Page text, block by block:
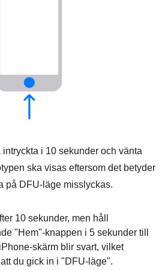
i 10 sekunder och vänta
ska visas eftersom det betyder
på DFU-läge misslyckas.
10 sekunder, men håll
"Hem"-knappen i 5 sekunder till
skärm blir svart, vilket
du gick in i "DFU-läge".